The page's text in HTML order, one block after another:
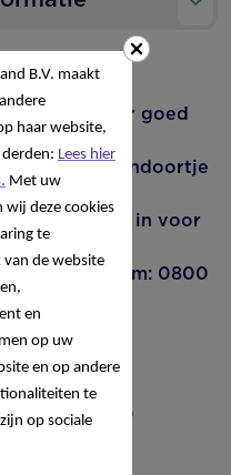
zonder
passie voor goed
handig tussendoortje
we ons in voor
Care Team: 0800
op!
B.V. maakt
haar website,
Lees hier
Met uw
deze cookies
te
de website
en
op uw
en op andere
te
op sociale